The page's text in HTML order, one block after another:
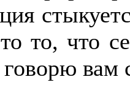
то, что
вам